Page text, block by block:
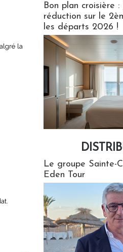
la
Bon plan croisière
réduction sur le
les départs 2026 !
Le groupe Sainte-
Eden Tour